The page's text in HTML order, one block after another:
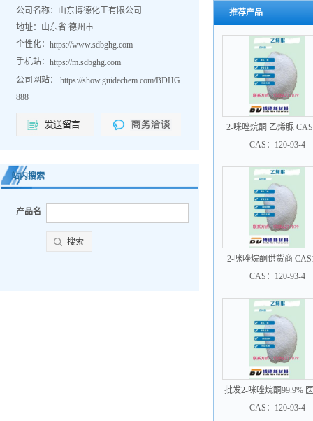
公司名称：山东博德化工有限公司
地址：山东省 德州市
个性化： https://www.sdbghg.com
手机站： https://m.sdbghg.com
公司网站： https://show.guidechem.com/BDHG
888
站内搜索
产品名
推荐产品
2-咪唑烷酮 乙烯脲
93-4
CAS：120-93-4
2-咪唑烷酮供货商
93-4
CAS：120-93-4
批发2-咪唑烷酮99.9%
CAS：120-93-4